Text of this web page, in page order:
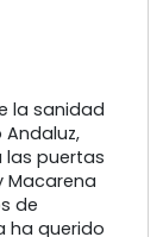
la sanidad
Andaluz,
las puertas
Macarena
de
ha querido